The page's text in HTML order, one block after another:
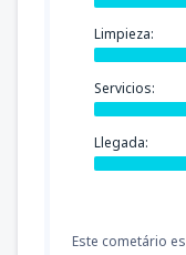
Limpieza:
Servicios:
Llegada:
Este cometário